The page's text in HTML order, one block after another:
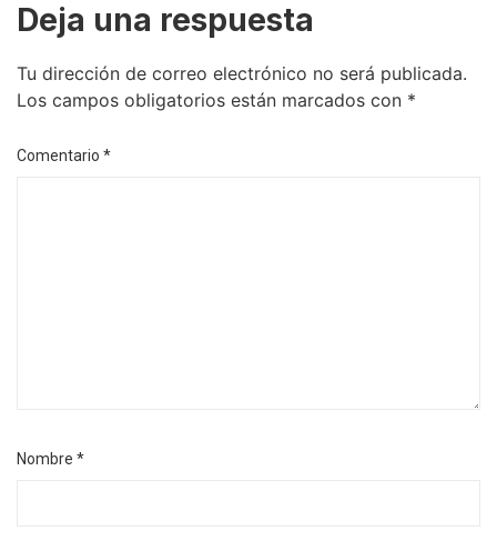
Deja una respuesta
Tu dirección de correo electrónico no será publicada.
Los campos obligatorios están marcados con *
Comentario *
Nombre *